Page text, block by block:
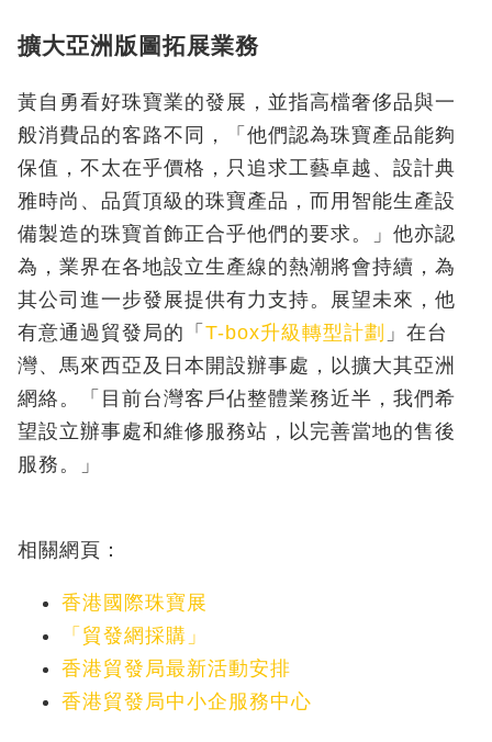
擴大亞洲版圖拓展業務
黃自勇看好珠寶業的發展，並指高檔奢侈品與一
般消費品的客路不同，「他們認為珠寶產品能夠
保值，不太在乎價格，只追求工藝卓越、設計典
雅時尚、品質頂級的珠寶產品，而用智能生產設
備製造的珠寶首飾正合乎他們的要求。」他亦認
為，業界在各地設立生產線的熱潮將會持續，為
其公司進一步發展提供有力支持。展望未來，他
有意通過貿發局的「 T-box升級轉型計劃 」在台
灣、馬來西亞及日本開設辦事處，以擴大其亞洲
網絡。「目前台灣客戶佔整體業務近半，我們希
望設立辦事處和維修服務站，以完善當地的售後
服務。」
相關網頁：
香港國際珠寶展
「貿發網採購」
香港貿發局最新活動安排
香港貿發局中小企服務中心